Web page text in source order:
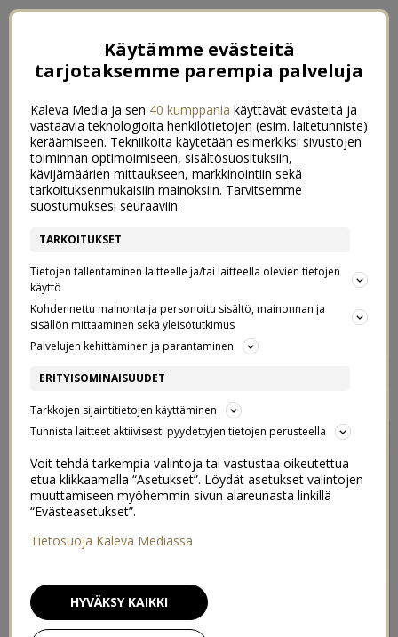
YHDESSÄ 2015
Käytämme evästeitä
tarjotaksemme parempia palveluja
Kaleva Media ja sen 40 kumppania käyttävät evästeitä ja
vastaavia teknologioita henkilötietojen (esim. laitetunniste)
keräämiseen. Tekniikoita käytetään esimerkiksi sivustojen
toiminnan optimoimiseen, sisältösuosituksiin,
kävijämäärien mittaukseen, markkinointiin sekä
tarkoituksenmukaisiin mainoksiin. Tarvitsemme
suostumuksesi seuraaviin:
TARKOITUKSET
Tietojen tallentaminen laitteelle ja/tai laitteella olevien tietojen
käyttö
Kohdennettu mainonta ja personoitu sisältö, mainonnan ja
sisällön mittaaminen sekä yleisötutkimus
Palvelujen kehittäminen ja parantaminen
ERITYISOMINAISUUDET
Tarkkojen sijaintitietojen käyttäminen
Tunnista laitteet aktiivisesti pyydettyjen tietojen perusteella
Voit tehdä tarkempia valintoja tai vastustaa oikeutettua
etua klikkaamalla “Asetukset”. Löydät asetukset valintojen
muuttamiseen myöhemmin sivun alareunasta linkillä
“Evästeasetukset”.
Tietosuoja Kaleva Mediassa
HYVÄKSY KAIKKI